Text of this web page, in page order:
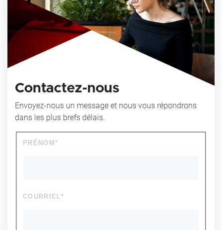
Contactez-nous
Envoyez-nous un message et nous vous répondrons
dans les plus brefs délais.